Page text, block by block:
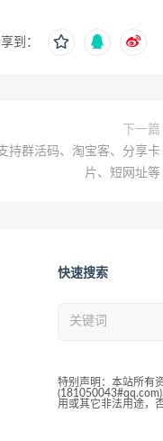
到：
下一篇
持群活码、淘宝客、分享卡
片、短网址等
快速搜索
特别声明：本站所有
用或其它非法用途，